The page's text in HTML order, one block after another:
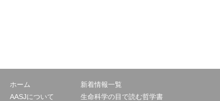
ホーム
AASJについて
新着情報一覧
生命科学の目で読む哲学書